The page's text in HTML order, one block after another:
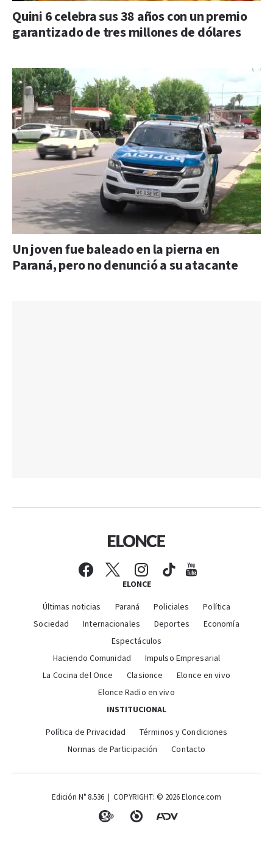
Quini 6 celebra sus 38 años con un premio
garantizado de tres millones de dólares
Un joven fue baleado en la pierna en
Paraná, pero no denunció a su atacante
ELONCE
Últimas noticias Paraná Policiales
Política
Sociedad
Internacionales Deportes
Economía
Espectáculos
Haciendo Comunidad
Impulso Empresarial
La Cocina del Once
Clasionce
Elonce en vivo
Elonce Radio en vivo
INSTITUCIONAL
Política de Privacidad
Términos y Condiciones
Normas de Participación
Contacto
Edición N° 8.536 | COPYRIGHT: © 2026 Elonce.com